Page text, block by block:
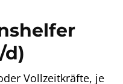
d)
Vollzeitkräfte, je